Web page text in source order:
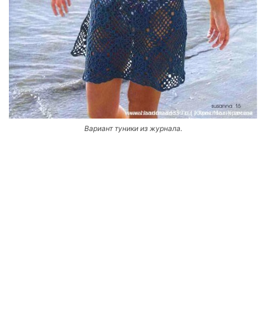
Вариант туники из журнала.